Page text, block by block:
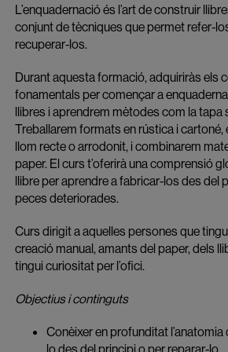
L’enquadernació és l’art de construir
conjunt de tècniques que permet refer-
recuperar-los.
Durant aquesta formació, adquiriràs els
fonamentals per començar a
llibres i aprendrem mètodes com la tapa
Treballarem formats en rústica i
llom recte o arrodonit, i combinarem
paper. El curs t’oferirà una comprensió
llibre per aprendre a fabricar-los des del
peces deteriorades.
Curs dirigit a aquelles persones que
creació manual, amants del paper, dels
tingui curiositat per l’ofici.
Objectius i continguts
Conèixer en profunditat
lo des del principi o per reparar-lo.